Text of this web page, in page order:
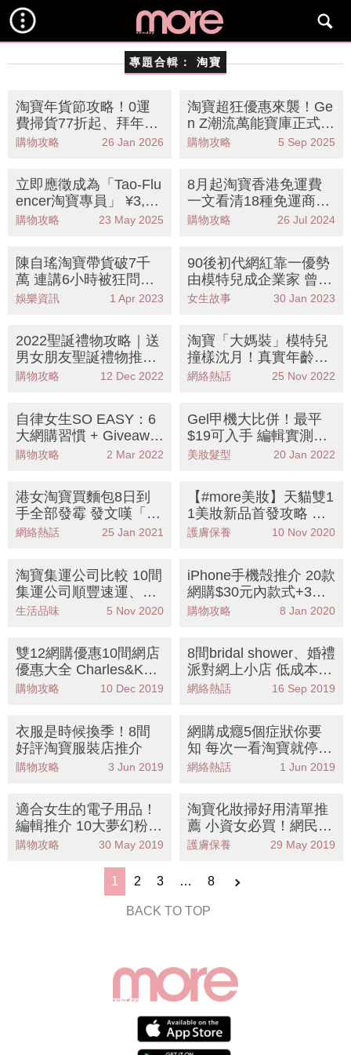
專題合輯： 淘寶
淘寶年貨節攻略！0運
費掃貨77折起、拜年戰
衣/賀年禮盒/家居佈置
購物攻略 26 Jan 2026
淘寶超狂優惠來襲！Ge
n Z潮流萬能寶庫正式開
搶：超級88 | 9.9 Sal
購物攻略 5 Sep 2025
立即應徵成為「Tao-Flu
encer淘寶專員」 ¥3,00
0淘寶產品贊助做流量
購物攻略 23 May 2025
8月起淘寶香港免運費
一文看清18種免運商品
+注意事項
購物攻略 26 Jul 2024
陳自瑤淘寶帶貨破7千
萬 連講6小時被狂問王
浩信一問題
娛樂資訊 1 Apr 2023
90後初代網紅靠一優勢
由模特兒成企業家 曾年
賺3.5億因一事陷谷底
女生故事 30 Jan 2023
2022聖誕禮物攻略｜送
男女朋友聖誕禮物推薦
清單！ $500 / $2000 /
購物攻略 12 Dec 2022
淘寶「大媽裝」模特兒
撞樣沈月！真實年齡曝
光靠影相賺兩棟樓 成小
網絡熱話 25 Nov 2022
自律女生SO EASY：6
大網購習慣 + Giveawa
y + 文末附上More獨家
購物攻略 2 Mar 2022
Gel甲機大比併！最平
$19可入手 編輯實測淘
寶5部LED燈Gel甲機
美妝髮型 20 Jan 2022
港女淘寶買麵包8日到
手全部發霉 發文嘆「仲
有25公斤未到」網民
網絡熱話 25 Jan 2021
【#more美妝】天貓雙1
1美妝新品首發攻略 秒
殺故宮化妝刷
護膚保養 10 Nov 2020
淘寶集運公司比較 10間
集運公司順豐速運、4P
X性價比最高？
生活品味 5 Nov 2020
iPhone手機殻推介 20款
網購$30元內款式+3間
私藏人氣手機殼網店
購物攻略 8 Jan 2020
雙12網購優惠10間網店
優惠大全 Charles&Keit
h 7折、Uniqlo$100現金
購物攻略 10 Dec 2019
8間bridal shower、婚禮
派對網上小店 低成本都
能打造與別不同的婚
網絡熱話 16 Sep 2019
衣服是時候換季！8間
好評淘寶服裝店推介
購物攻略 3 Jun 2019
網購成癮5個症狀你要
知 每次一看淘寶就停不
下來
網絡熱話 1 Jun 2019
適合女生的電子用品！
編輯推介 10大夢幻粉紅
色淘寶電子用品
購物攻略 30 May 2019
淘寶化妝掃好用清單推
薦 小資女必買！網民選
出網購平價高質化妝掃
護膚保養 29 May 2019
1 2 3 … 8
BACK TO TOP